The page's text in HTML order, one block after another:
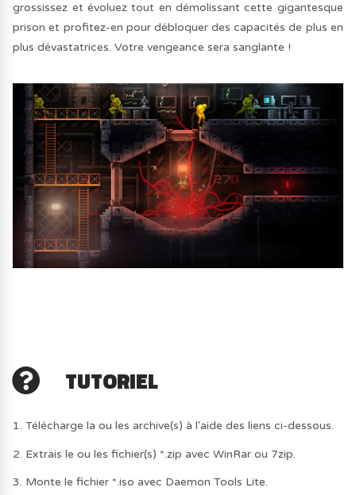
grossissez et évoluez tout en démolissant cette gigantesque
prison et profitez-en pour débloquer des capacités de plus en
plus dévastatrices. Votre vengeance sera sanglante !
TUTORIEL
1. Télécharge la ou les archive(s) à l'aide des liens ci-dessous.
2. Extrais le ou les fichier(s) *.zip avec WinRar ou 7zip.
3. Monte le fichier *.iso avec Daemon Tools Lite.